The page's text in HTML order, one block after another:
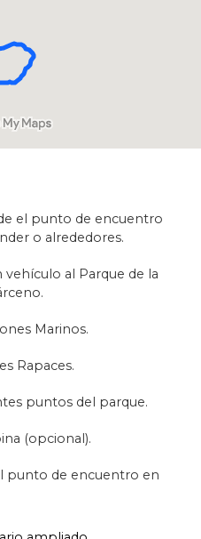
recintos a través
bonitos lagos,
rocosas. Nos
puntos para el
y alcanzaremos
desde el aire de las
a través de un
científicos,
es un lugar ideal para
se convertirá en
inolvidable.
el punto de encuentro
o alrededores.
vehículo al Parque de la
Marinos.
Rapaces.
puntos del parque.
(opcional).
punto de encuentro en